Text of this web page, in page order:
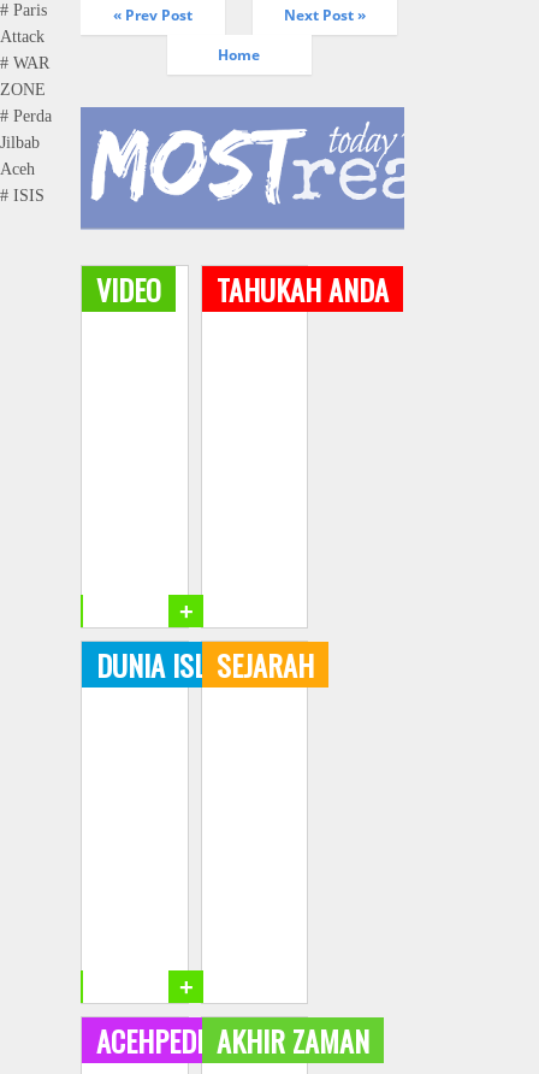
# Paris
Attack
# WAR
ZONE
# Perda
Jilbab
Aceh
# ISIS
« Prev Post
Next Post »
Home
VIDEO TAHUKAH ANDA
+
DUNIA ISLAMSEJARAH
+
ACEHPEDIAAKHIR ZAMAN